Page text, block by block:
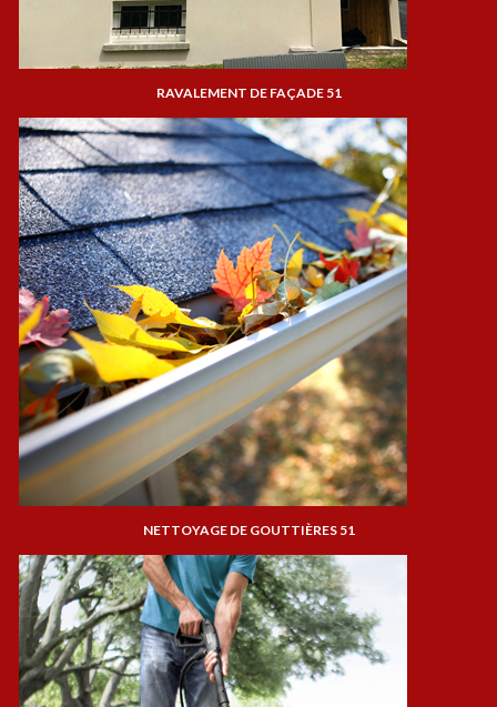
RAVALEMENT DE FAÇADE 51
NETTOYAGE DE GOUTTIÈRES 51